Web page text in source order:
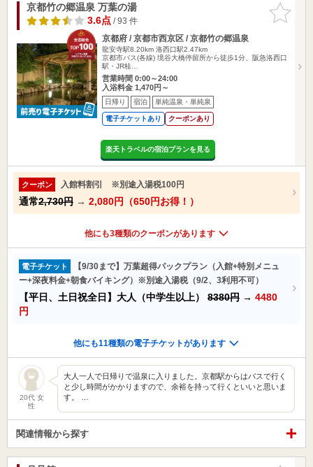
お気に入
りに追加
京都竹の郷温泉 万葉の湯
3.6点/ 93 件
京都府 / 京都市西京区 / 京都竹の郷温泉
龍安寺駅8.20km 洛西口駅2.47km
京都市バス(各線) 境谷大橋停留所から徒歩1分、阪急洛西口
駅・JR桂…
営業時間 0:00～24:00
入浴料金 1,470円～
日帰り 宿泊 単純温泉・単純泉
電子チケットあり クーポンあり
楽天トラベルの宿泊プランを見る
クーポン 入館料割引 ※別途入湯税100円
通常2,730円 → 2,080円（650円お得！）
他にも3種類のクーポンがあります
電子チケット
【9/30まで】万葉超得パックプラン（入館+特別メニュ
ー+深夜料金+朝食バイキング）※別途入湯税（9/2、3利用不可）
【平日、土日祝全日】大人（中学生以上） 8380円 → 4480
円
他にも11種類の電子チケットがあります
20代 女
性
大人一人で日帰りで温泉に入りました。京都駅からはバスで行く
と少し時間がかかりますので、余裕を持って行くといいと思いま
す。 …
関連情報から探す